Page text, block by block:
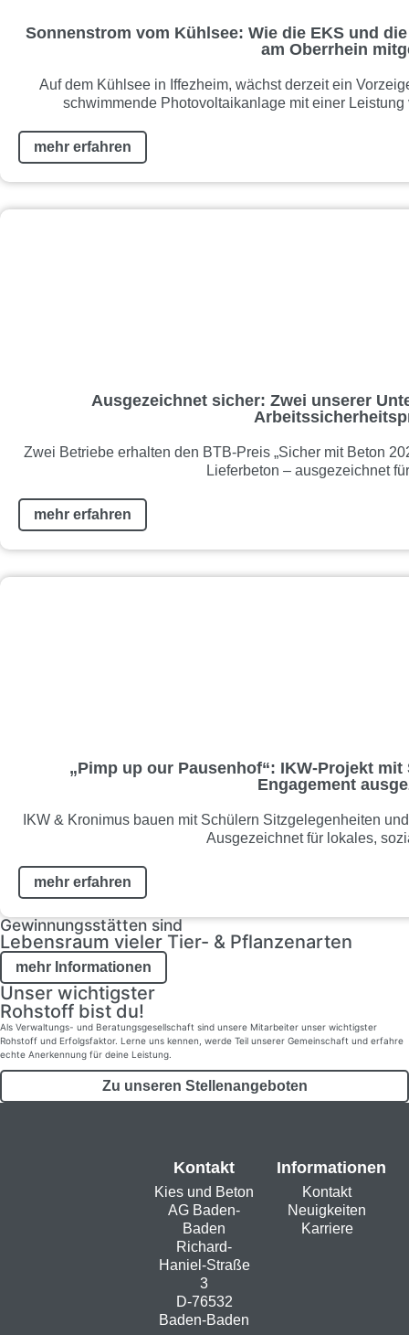
Sonnenstrom vom Kühlsee: Wie die EKS und
am Oberrhein
Auf dem Kühlsee in Iffezheim, wächst derzeit ein
schwimmende Photovoltaikanlage mit einer
mehr erfahren
Ausgezeichnet sicher: Zwei unserer
Zwei Betriebe erhalten den BTB-Preis „Sicher mit Beton
Lieferbeton – ausgezeichnet
mehr erfahren
„Pimp up our Pausenhof“: IKW-Projekt
Engagement
IKW & Kronimus bauen mit Schülern Sitzgelegenheiten
Ausgezeichnet für lokales,
mehr erfahren
Gewinnungs­stätten sind
Lebensraum vieler Tier- & Pflanzenarten
mehr Informationen
Unser wichtigster
Rohstoff bist du!
Als Verwaltungs- und Bera­tungs­gesell­schaft sind unsere Mitarbeiter unser wichtigster
Rohstoff und Erfolgsfaktor. Lerne uns kennen, werde Teil unserer Gemeinschaft und erfahre
echte Anerkennung für deine Leistung.
Zu unseren Stellenangeboten
Kontakt
Kies und Beton
AG Baden-
Baden
Richard-
Haniel-Straße
3
D-76532
Baden-Baden
Informationen
Kontakt
Neuigkeiten
Karriere